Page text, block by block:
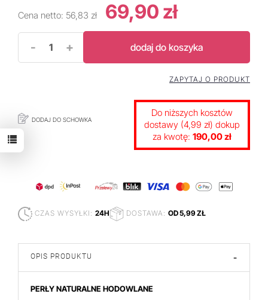
Cena netto: 56,83 zł 69,90 zł
- + dodaj do koszyka
DODAJ DO SCHOWKA
ZAPYTAJ O PRODUKT
Do niższych kosztów
dostawy (4,99 zł) dokup
za kwotę: 190,00 zł
CZAS WYSYŁKI: 24H DOSTAWA: OD 5,99 ZŁ
OPIS PRODUKTU -
PERŁY NATURALNE HODOWLANE